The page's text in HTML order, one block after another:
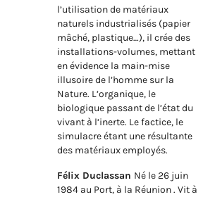
l’utilisation de matériaux
naturels industrialisés (papier
mâché, plastique…), il crée des
installations-volumes, mettant
en évidence la main-mise
illusoire de l’homme sur la
Nature. L’organique, le
biologique passant de l’état du
vivant à l’inerte. Le factice, le
simulacre étant une résultante
des matériaux employés.
Félix Duclassan Né le 26 juin
1984 au Port, à la Réunion . Vit à